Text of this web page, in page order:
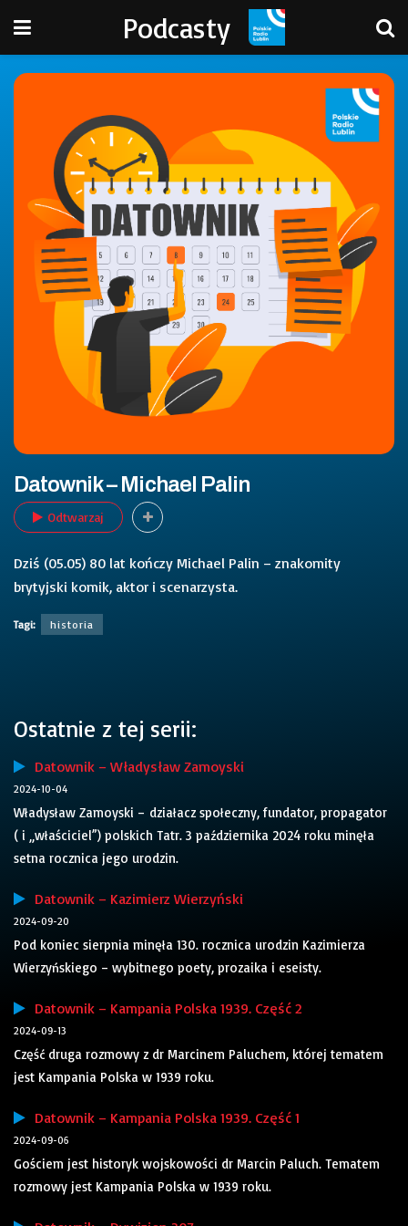
Podcasty
Datownik – Michael Palin
Odtwarzaj
Dziś (05.05) 80 lat kończy Michael Palin – znakomity
brytyjski komik, aktor i scenarzysta.
Tagi: historia
Ostatnie z tej serii:
Datownik – Władysław Zamoyski
2024-10-04
Władysław Zamoyski – działacz społeczny, fundator, propagator
( i „właściciel”) polskich Tatr. 3 października 2024 roku minęła
setna rocznica jego urodzin.
Datownik – Kazimierz Wierzyński
2024-09-20
Pod koniec sierpnia minęła 130. rocznica urodzin Kazimierza
Wierzyńskiego – wybitnego poety, prozaika i eseisty.
Datownik – Kampania Polska 1939. Część 2
2024-09-13
Część druga rozmowy z dr Marcinem Paluchem, której tematem
jest Kampania Polska w 1939 roku.
Datownik – Kampania Polska 1939. Część 1
2024-09-06
Gościem jest historyk wojskowości dr Marcin Paluch. Tematem
rozmowy jest Kampania Polska w 1939 roku.